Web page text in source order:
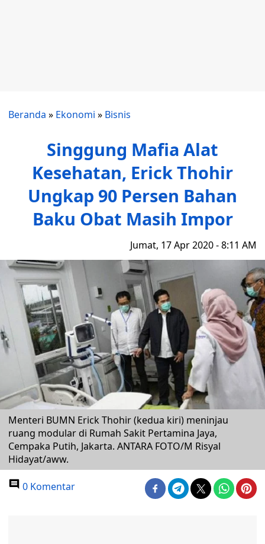
Beranda » Ekonomi » Bisnis
Singgung Mafia Alat
Kesehatan, Erick Thohir
Ungkap 90 Persen Bahan
Baku Obat Masih Impor
Jumat, 17 Apr 2020 - 8:11 AM
Menteri BUMN Erick Thohir (kedua kiri) meninjau
ruang modular di Rumah Sakit Pertamina Jaya,
Cempaka Putih, Jakarta. ANTARA FOTO/M Risyal
Hidayat/aww.
0 Komentar